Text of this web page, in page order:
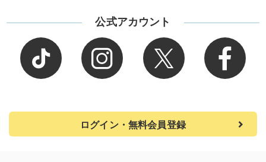
公式アカウント
ログイン・無料会員登録